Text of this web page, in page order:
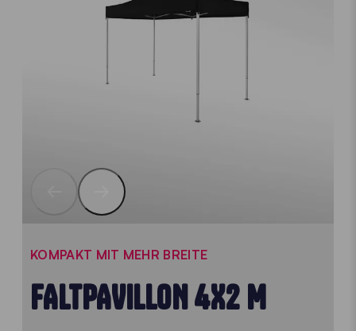
KOMPAKT MIT MEHR BREITE
FALTPAVILLON 4X2 M